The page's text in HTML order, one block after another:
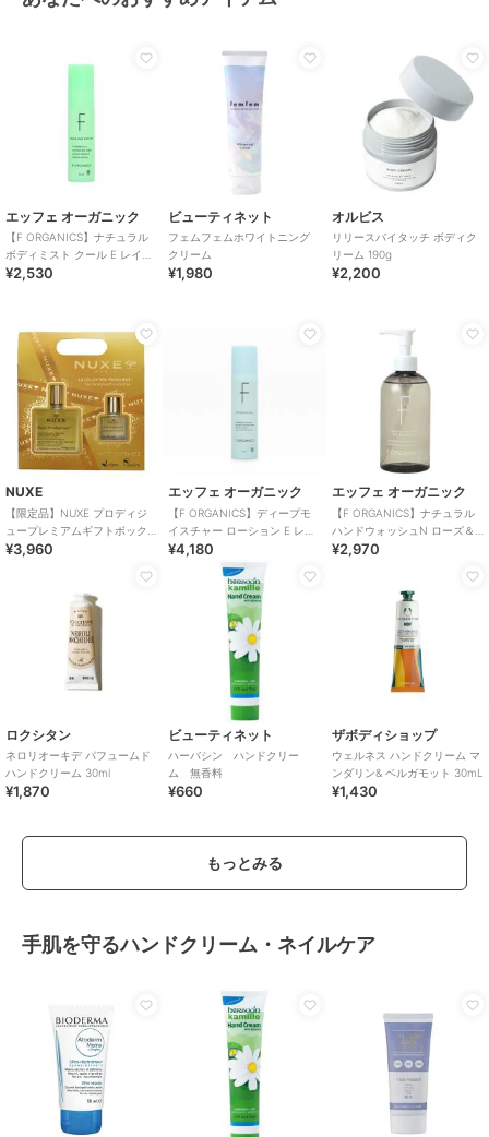
エッフェ オーガニック
【F ORGANICS】ナチュラル
ボディミスト クール E レイユ
ールデルブの香り＜限定＞
¥2,530
ビューティネット
フェムフェムホワイトニング
クリーム
¥1,980
オルビス
リリースバイタッチ ボディク
リーム 190g
¥2,200
NUXE
【限定品】NUXE プロディジ
ュープレミアムギフトボック
ス
¥3,960
エッフェ オーガニック
【F ORGANICS】ディープモ
イスチャー ローション E レイ
ユールデルブの香り＜限定＞
¥4,180
エッフェ オーガニック
【F ORGANICS】ナチュラル
ハンドウォッシュN ローズ＆
シダーウッド
¥2,970
ロクシタン
ネロリオーキデ パフュームド
ハンドクリーム 30ml
¥1,870
ビューティネット
ハーバシン ハンドクリー
ム 無香料
¥660
ザボディショップ
ウェルネス ハンドクリーム マ
ンダリン& ベルガモット 30mL
¥1,430
もっとみる
手肌を守るハンドクリーム・ネイルケア